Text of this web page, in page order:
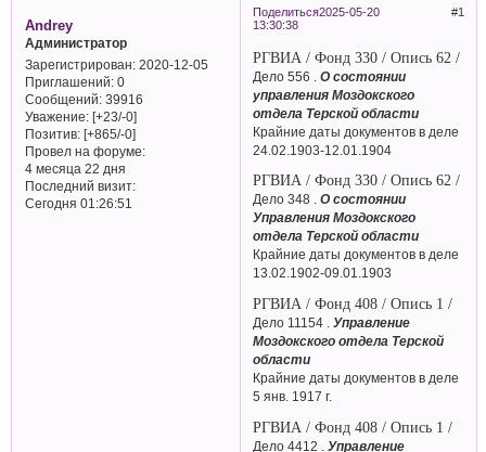
Поделиться 1
2025-05-20
13:30:38
Andrey
Администратор
Зарегистрирован: 2020-12-05
Приглашений:0
Сообщений:39916
Уважение: [+23/-0]
Позитив: [+865/-0]
Провел на форуме:
4 месяца 22 дня
Последний визит:
Сегодня 01:26:51
РГВИА / Фонд 330 / Опись 62 /
Дело 556 .О состоянии
управления Моздокского
отдела Терской области
Крайние даты документов в деле
24.02.1903-12.01.1904
РГВИА / Фонд 330 / Опись 62 /
Дело 348 .О состоянии
Управления Моздокского
отдела Терской области
Крайние даты документов в деле
13.02.1902-09.01.1903
РГВИА / Фонд 408 / Опись 1 /
Дело 11154 .Управление
Моздокского отдела Терской
области
Крайние даты документов в деле
5 янв. 1917 г.
РГВИА / Фонд 408 / Опись 1 /
Дело 4412 .Управление